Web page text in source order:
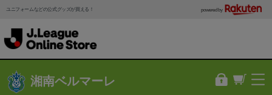
ユニフォームなどの公式グッズが買える！ powered by
湘南ベルマーレ